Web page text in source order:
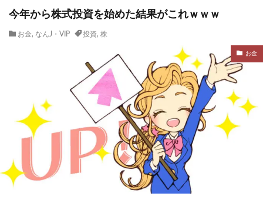
今年から株式投資を始めた結果がこれｗｗｗ
お金, なんJ・VIP 投資, 株
お金